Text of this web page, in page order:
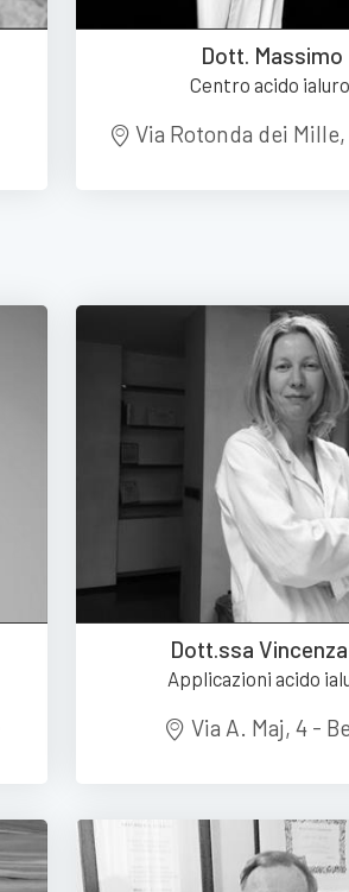
Dott. Massimo
Centro acido
Via Rotonda dei
Dott.ssa
Applicazioni acido
Via A. Maj, 4 -